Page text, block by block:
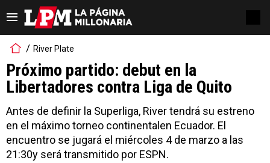
River Plate
Próximo partido: debut en la
Libertadores contra Liga de Quito
Antes de definir la Superliga, River tendrá su estreno
en el máximo torneo continentalen Ecuador. El
encuentro se jugará el miércoles 4 de marzo a las
21:30y será transmitido por ESPN.